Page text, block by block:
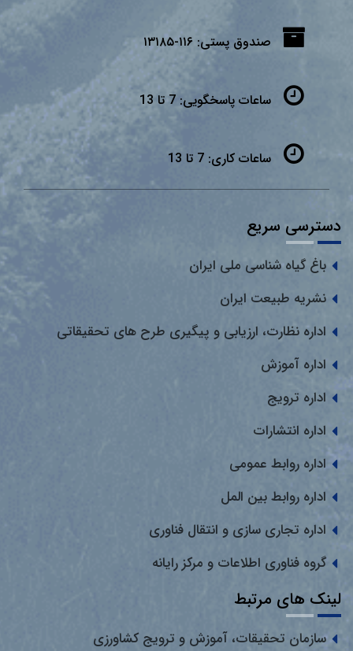
صندوق پستی: ۱۱۶-۱۳۱۸۵
ساعات پاسخگویی: 7 تا 13
ساعات کاری: 7 تا 13
دسترسی سریع
باغ گیاه شناسی ملی ایران
نشریه طبیعت ایران
اداره نظارت، ارزیابی و پیگیری طرح های تحقیقاتی
اداره آموزش
اداره ترویج
اداره انتشارات
اداره روابط عمومی
اداره روابط بین المل
اداره تجاری سازی و انتقال فناوری
گروه فناوری اطلاعات و مرکز رایانه
لینک های مرتبط
سازمان تحقیقات، آموزش و ترویج کشاورزی